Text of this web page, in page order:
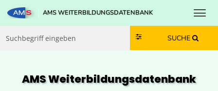
Zum Inhalt springen
Zum Navmenü springen
Zur Suche springen
Zur Footer springen
AMS WEITERBILDUNGSDATENBANK
SUCHE
AMS Weiterbildungs­datenbank